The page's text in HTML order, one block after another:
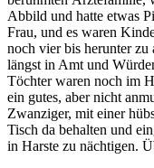
Abbild und hatte etwas
Frau, und es waren
noch vier bis herunter zu
längst in Amt und
Töchter waren noch im
ein gutes, aber nicht
Zwanziger, mit einer
Tisch da behalten und
in Harste zu nächtigen.